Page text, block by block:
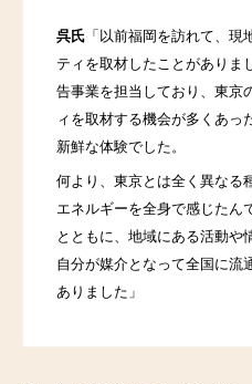
呉氏 「以前福岡を訪れて、現
ティを取材したことがありま
告事業を担当しており、東京
ィを取材する機会が多くあっ
新鮮な体験でした。
何より、東京とは全く異なる
エネルギーを全身で感じたん
とともに、地域にある活動や
自分が媒介となって全国に流
ありました」